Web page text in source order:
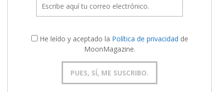
He leído y aceptado la Política de privacidad de
MoonMagazine.